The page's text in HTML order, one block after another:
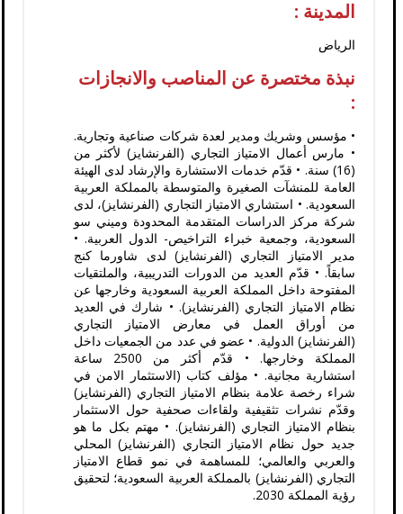
المدينة :
الرياض
نبذة مختصرة عن المناصب والانجازات
:
• مؤسس وشريك ومدير لعدة شركات صناعية وتجارية.
• مارس أعمال الامتياز التجاري (الفرنشايز) لأكثر من
(16) سنة. • قدّم خدمات الاستشارة والإرشاد لدى الهيئة
العامة للمنشآت الصغيرة والمتوسطة بالمملكة العربية
السعودية. • استشاري الامتياز التجاري (الفرنشايز)، لدى
شركة مركز الدراسات المتقدمة المحدودة وميني سو
السعودية، وجمعية خبراء التراخيص- الدول العربية. •
مدير الامتياز التجاري (الفرنشايز) لدى شاورما كنج
سابقاً. • قدّم العديد من الدورات التدريبية، والملتقيات
المفتوحة داخل المملكة العربية السعودية وخارجها عن
نظام الامتياز التجاري (الفرنشايز). • شارك في العديد
من أوراق العمل في معارض الامتياز التجاري
(الفرنشايز) الدولية. • عضو في عدد من الجمعيات داخل
المملكة وخارجها. • قدّم أكثر من 2500 ساعة
استشارية مجانية. • مؤلف كتاب (الاستثمار الامن في
شراء رخصة علامة بنظام الامتياز التجاري (الفرنشايز)
وقدّم نشرات تثقيفية ولقاءات صحفية حول الاستثمار
بنظام الامتياز التجاري (الفرنشايز). • مهتم بكل ما هو
جديد حول نظام الامتياز التجاري (الفرنشايز) المحلي
والعربي والعالمي؛ للمساهمة في نمو قطاع الامتياز
التجاري (الفرنشايز) بالمملكة العربية السعودية؛ لتحقيق
رؤية المملكة 2030.